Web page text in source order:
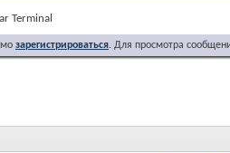
Terminal
зарегистрироваться. Для просмотра